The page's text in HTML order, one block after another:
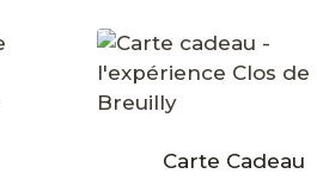
Carte Cadeau